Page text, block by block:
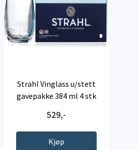
Strahl Vinglass u/stett
gavepakke 384 ml 4 stk
529,-
Kjøp